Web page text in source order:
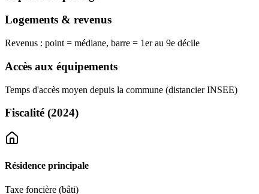
Logements & revenus
Revenus : point = médiane, barre = 1er au 9e décile
Accès aux équipements
Temps d'accès moyen depuis la commune (distancier INSEE)
Fiscalité (2024)
Résidence principale
Taxe foncière (bâti)